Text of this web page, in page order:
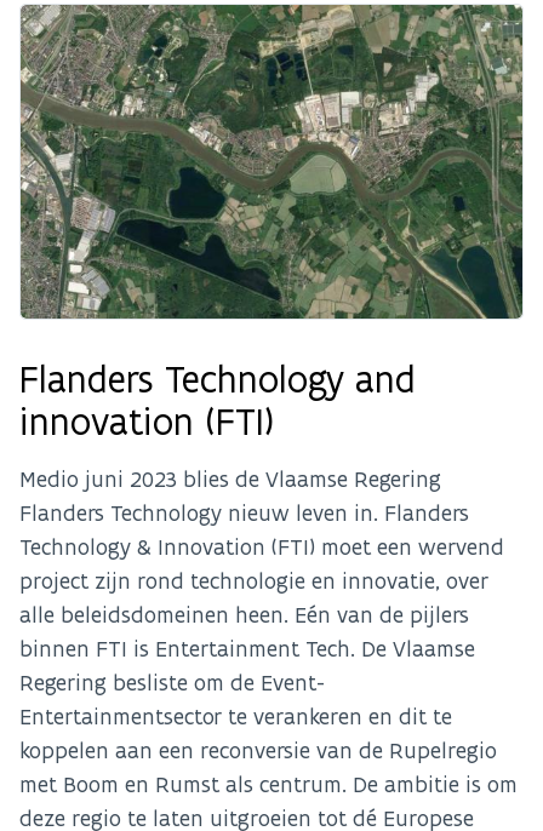
Flanders Technology and
innovation (FTI)
Medio juni 2023 blies de Vlaamse Regering
Flanders Technology nieuw leven in. Flanders
Technology & Innovation (FTI) moet een wervend
project zijn rond technologie en innovatie, over
alle beleidsdomeinen heen. Eén van de pijlers
binnen FTI is Entertainment Tech. De Vlaamse
Regering besliste om de Event-
Entertainmentsector te verankeren en dit te
koppelen aan een reconversie van de Rupelregio
met Boom en Rumst als centrum. De ambitie is om
deze regio te laten uitgroeien tot dé Europese